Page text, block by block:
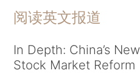
阅读英文报道
In Depth: China’s
Stock Market Reform